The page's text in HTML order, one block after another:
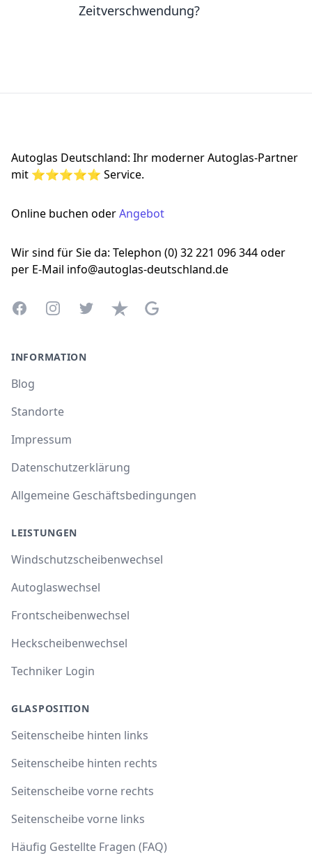
Zeitverschwendung?
Autoglas Deutschland: Ihr moderner Autoglas-Partner
mit ⭐⭐⭐⭐⭐ Service.
Online buchen oderAngebot
Wir sind für Sie da: Telephon (0) 32 221 096 344 oder
per E-Mail info@autoglas-deutschland.de
FacebookInstagramTwitterTrustpilotGoogle Business Profile
INFORMATION
Blog
Standorte
Impressum
Datenschutzerklärung
Allgemeine Geschäftsbedingungen
LEISTUNGEN
Windschutzscheibenwechsel
Autoglaswechsel
Frontscheibenwechsel
Heckscheibenwechsel
Techniker Login
GLASPOSITION
Seitenscheibe hinten links
Seitenscheibe hinten rechts
Seitenscheibe vorne rechts
Seitenscheibe vorne links
Häufig Gestellte Fragen (FAQ)